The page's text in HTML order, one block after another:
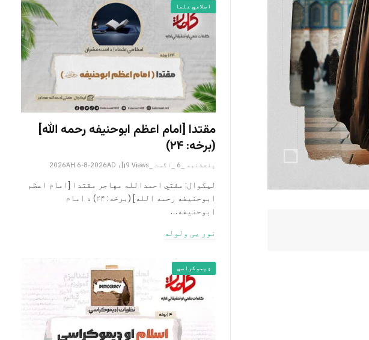
اسلامي علما
مقتدا [امام اعظم ابوحنیفه رحمه الله‎]
(برخه: ۲۴)
پنجشنبه _6 _اگست _2026AH 6-8-2026AD 9 Views
لیکوال: مفتي احمدالله مهاجر مقتدا [امام اعظم
ابوحنیفه رحمه الله‎] (برخه: ۲۴) د امام
ابوحنيفه…
نور یی ولوله
ډیموکراسي